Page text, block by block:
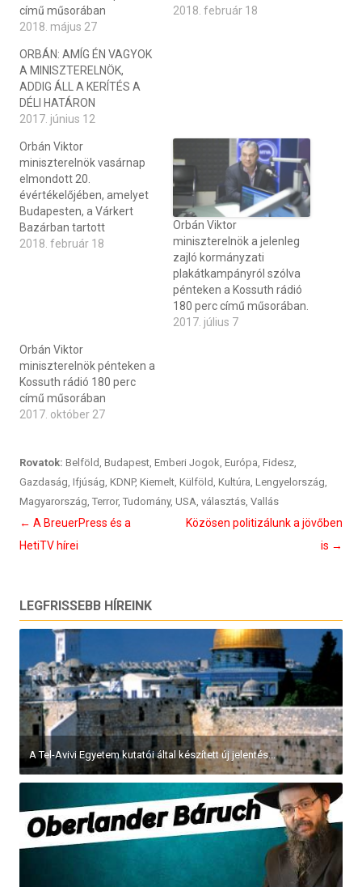
című műsorában
2018. május 27
2018. február 18
ORBÁN: AMÍG ÉN VAGYOK
A MINISZTERELNÖK,
ADDIG ÁLL A KERÍTÉS A
DÉLI HATÁRON
2017. június 12
Orbán Viktor
miniszterelnök vasárnap
elmondott 20.
évértékelőjében, amelyet
Budapesten, a Várkert
Bazárban tartott
2018. február 18
Orbán Viktor
miniszterelnök a jelenleg
zajló kormányzati
plakátkampányról szólva
pénteken a Kossuth rádió
180 perc című műsorában.
2017. július 7
Orbán Viktor
miniszterelnök pénteken a
Kossuth rádió 180 perc
című műsorában
2017. október 27
Rovatok: Belföld, Budapest, Emberi Jogok, Európa, Fidesz,
Gazdaság, Ifjúság, KDNP, Kiemelt, Külföld, Kultúra, Lengyelország,
Magyarország, Terror, Tudomány, USA, választás, Vallás
Bejegyzés
navigáció
← A BreuerPress és a
HetiTV hírei
Közösen politizálunk a jövőben
is →
LEGFRISSEBB HÍREINK
A Tel-Avivi Egyetem kutatói által készített új jelentés...